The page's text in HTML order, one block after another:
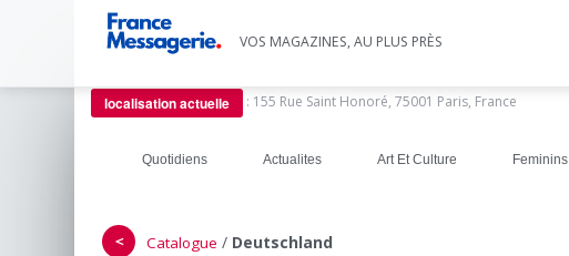
VOS MAGAZINES, AU PLUS PRÈS
localisation actuelle : 155 Rue Saint Honoré, 75001 Paris, France
Quotidiens Actualites Art Et Culture Feminins
＜ Catalogue / Deutschland